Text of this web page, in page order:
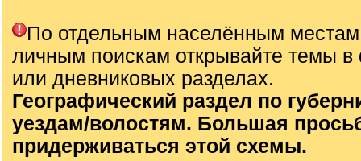
По отдельным населённым
личным поискам открывайте темы
или дневниковых разделах.
Географический раздел по
уездам/волостям. Большая
придерживаться этой схемы.